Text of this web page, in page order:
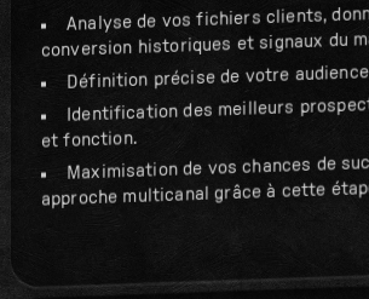
Analyse de vos fichiers clients,
conversion historiques et signaux du
Définition précise de votre
Identification des meilleurs
et fonction.
Maximisation de vos chances de
approche multicanal grâce à cette